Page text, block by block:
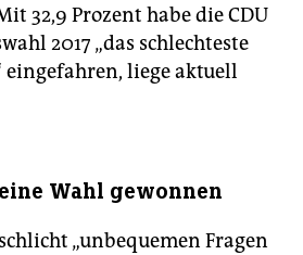
32,9 Prozent habe die CDU
2017 „das schlechteste
eingefahren, liege aktuell
Wahl gewonnen
„unbequemen Fragen